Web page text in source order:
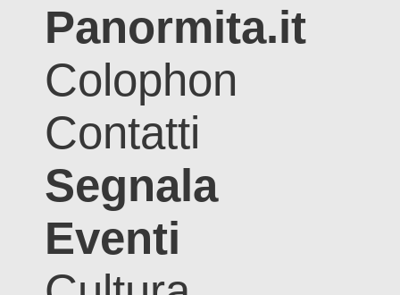
Panormita.it
Colophon
Contatti
Segnala
Eventi